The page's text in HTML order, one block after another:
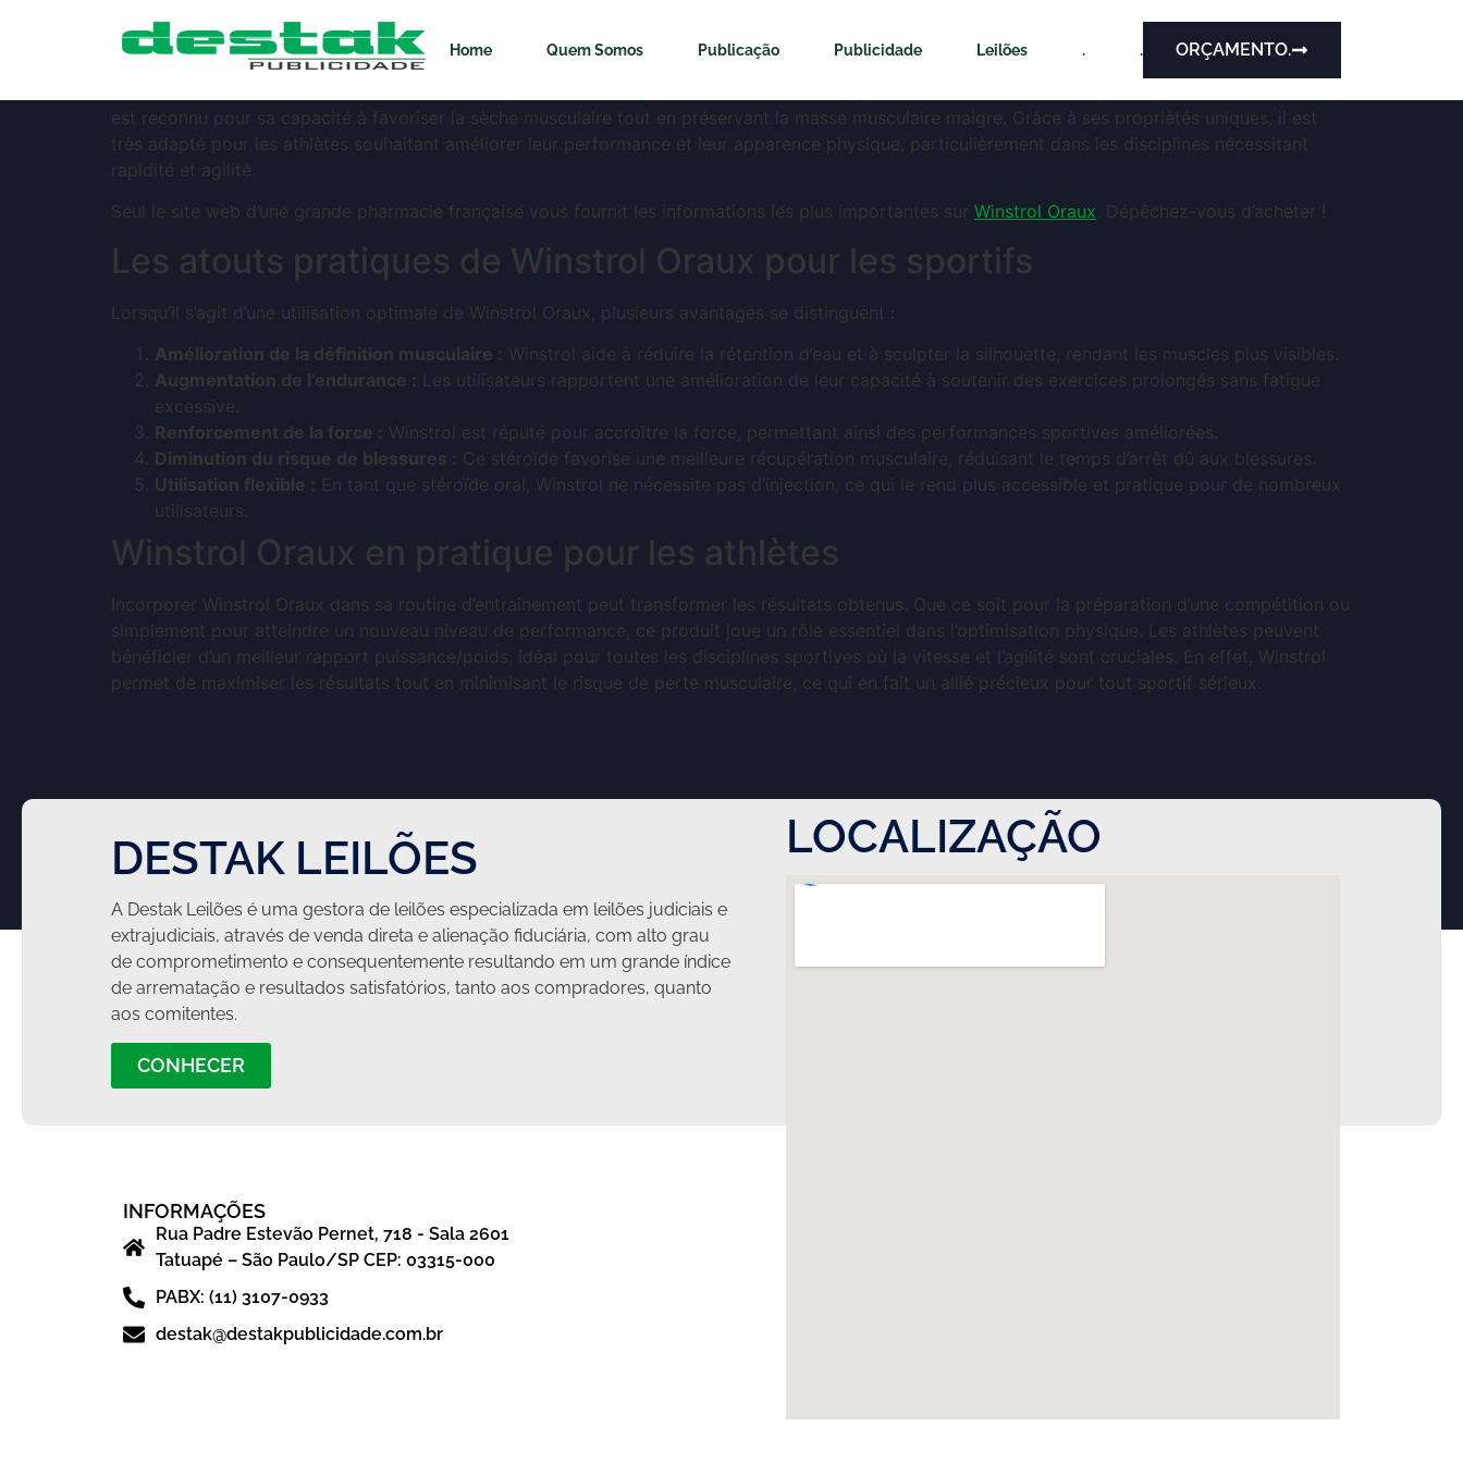
Home Quem Somos Publicação Publicidade Leilões . . ORÇAMENTO.
Le pouvoir de Winstrol Oraux pour les athlètes
est reconnu pour sa capacité à favoriser la sèche musculaire tout en préservant la masse musculaire maigre. Grâce à ses propriétés uniques, il est
très adapté pour les athlètes souhaitant améliorer leur performance et leur apparence physique, particulièrement dans les disciplines nécessitant
rapidité et agilité.
Seul le site web d’une grande pharmacie française vous fournit les informations les plus importantes sur Winstrol Oraux. Dépêchez-vous d’acheter !
Les atouts pratiques de Winstrol Oraux pour les sportifs
Lorsqu’il s’agit d’une utilisation optimale de Winstrol Oraux, plusieurs avantages se distinguent :
Amélioration de la définition musculaire : Winstrol aide à réduire la rétention d’eau et à sculpter la silhouette, rendant les muscles plus visibles.
Augmentation de l’endurance : Les utilisateurs rapportent une amélioration de leur capacité à soutenir des exercices prolongés sans fatigue
excessive.
Renforcement de la force : Winstrol est réputé pour accroître la force, permettant ainsi des performances sportives améliorées.
Diminution du risque de blessures : Ce stéroïde favorise une meilleure récupération musculaire, réduisant le temps d’arrêt dû aux blessures.
Utilisation flexible : En tant que stéroïde oral, Winstrol ne nécessite pas d’injection, ce qui le rend plus accessible et pratique pour de nombreux
utilisateurs.
Winstrol Oraux en pratique pour les athlètes
Incorporer Winstrol Oraux dans sa routine d’entraînement peut transformer les résultats obtenus. Que ce soit pour la préparation d’une compétition ou
simplement pour atteindre un nouveau niveau de performance, ce produit joue un rôle essentiel dans l’optimisation physique. Les athlètes peuvent
bénéficier d’un meilleur rapport puissance/poids, idéal pour toutes les disciplines sportives où la vitesse et l’agilité sont cruciales. En effet, Winstrol
permet de maximiser les résultats tout en minimisant le risque de perte musculaire, ce qui en fait un allié précieux pour tout sportif sérieux.
DESTAK LEILÕES
A Destak Leilões é uma gestora de leilões especializada em leilões judiciais e
extrajudiciais, através de venda direta e alienação fiduciária, com alto grau
de comprometimento e consequentemente resultando em um grande índice
de arrematação e resultados satisfatórios, tanto aos compradores, quanto
aos comitentes.
CONHECER
INFORMAÇÕES
Rua Padre Estevão Pernet, 718 - Sala 2601
Tatuapé – São Paulo/SP CEP: 03315-000
PABX: (11) 3107-0933
destak@destakpublicidade.com.br
LOCALIZAÇÃO